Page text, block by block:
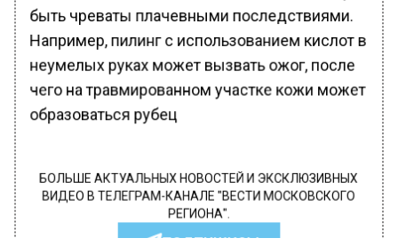
быть чреваты плачевными последствиями.
Например, пилинг с использованием кислот в
неумелых руках может вызвать ожог, после
чего на травмированном участке кожи может
образоваться рубец
БОЛЬШЕ АКТУАЛЬНЫХ НОВОСТЕЙ И ЭКСКЛЮЗИВНЫХ
ВИДЕО В ТЕЛЕГРАМ-КАНАЛЕ "ВЕСТИ МОСКОВСКОГО
РЕГИОНА".